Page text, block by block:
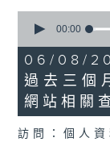
seconds
8
minutes,
30
seconds
00:00
06/08/
過去三個
網站相關
訪問：個人